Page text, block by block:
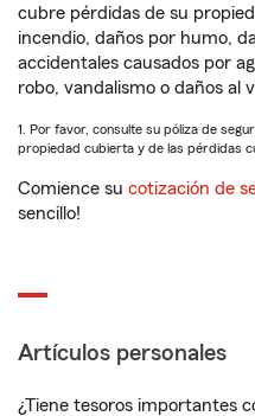
cubre pérdidas de su
incendio, daños por humo,
accidentales causados por
robo, vandalismo o daños al
1. Por favor, consulte su póliza de
propiedad cubierta y de las pérdidas
Comience su cotización de
sencillo!
Artículos personales
¿Tiene tesoros importantes